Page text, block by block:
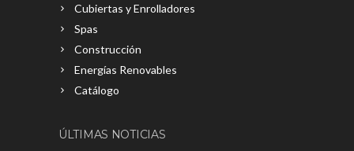
Cubiertas y Enrolladores
Spas
Construcción
Energías Renovables
Catálogo
ÚLTIMAS NOTICIAS